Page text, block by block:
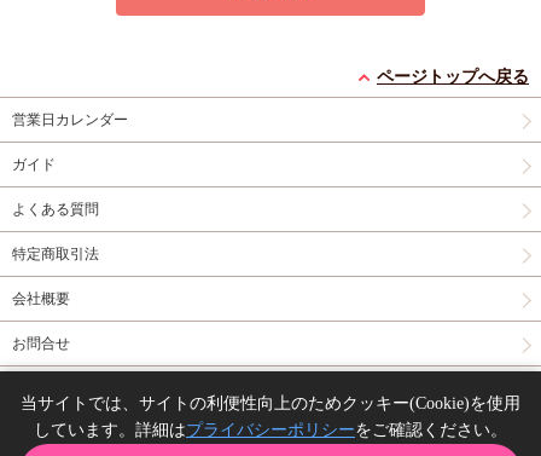
しオメガを甘やかした
い
コミコミ特典イラスト
カード 店舗共通特典
ペーパー
夏乃あゆみ
カートに入れる
夢を見るか【有償特
ー】
は不遇な恋の夢を見る
ー コミコミ特典イラ
転生したらギルマスだ
った ～聖竜は黒髪の
パー
ページトップへ戻る
営業日カレンダー
ガイド
よくある質問
特定商取引法
会社概要
お問合せ
Copyright(C) comicomi studio. All right reserved.
当サイトでは、サイトの利便性向上のためクッキー(Cookie)を使用
しています。詳細はプライバシーポリシーをご確認ください。